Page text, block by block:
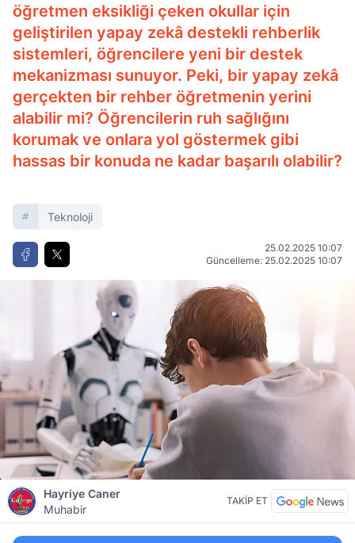
öğretmen eksikliği çeken okullar için
geliştirilen yapay zekâ destekli rehberlik
sistemleri, öğrencilere yeni bir destek
mekanizması sunuyor. Peki, bir yapay zekâ
gerçekten bir rehber öğretmenin yerini
alabilir mi? Öğrencilerin ruh sağlığını
korumak ve onlara yol göstermek gibi
hassas bir konuda ne kadar başarılı olabilir?
Teknoloji
25.02.2025 10:07
Güncelleme: 25.02.2025 10:07
Hayriye Caner
Muhabir
TAKİP ET